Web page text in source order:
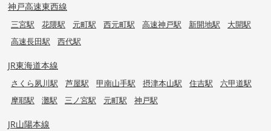
神戸高速東西線
三宮駅 花隈駅 元町駅 西元町駅 高速神戸駅 新開地駅
大開駅
高速長田駅
西代駅
JR東海道本線
さくら夙川駅 芦屋駅 甲南山手駅 摂津本山駅 住吉駅
六甲道駅
摩耶駅
灘駅 三ノ宮駅 元町駅 神戸駅
JR山陽本線